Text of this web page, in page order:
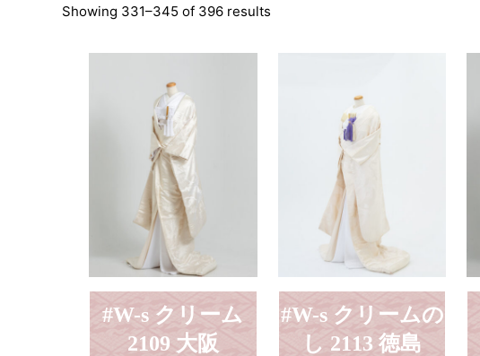
Showing 331–345 of 396 results
#W-s クリーム
2109 大阪
#W-s クリームの
し 2113 徳島